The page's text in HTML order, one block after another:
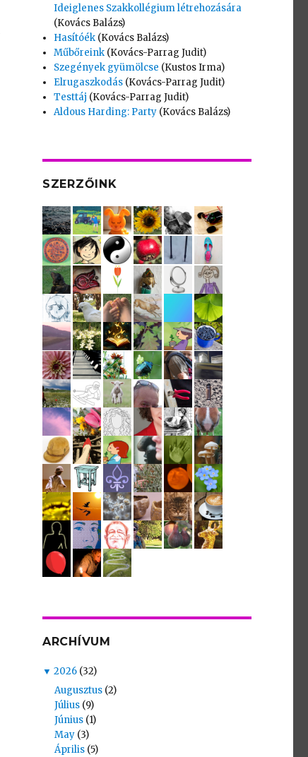
Ideiglenes Szakkollégium létrehozására
(Kovács Balázs)
Hasítóék (Kovács Balázs)
Műbőreink (Kovács-Parrag Judit)
Szegények gyümölcse (Kustos Irma)
Elrugaszkodás (Kovács-Parrag Judit)
Testtáj (Kovács-Parrag Judit)
Aldous Harding: Party (Kovács Balázs)
SZERZŐINK
ARCHÍVUM
▼ 2026 (32)
Augusztus (2)
Július (9)
Június (1)
May (3)
Április (5)